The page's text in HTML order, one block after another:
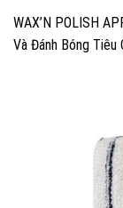
WAX’N POLISH
Và Đánh Bóng Tiêu